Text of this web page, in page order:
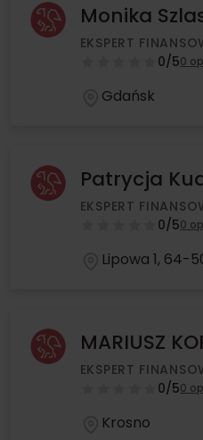
Monika
EKSPERT
0/50
Gdańsk
Patrycja
EKSPERT
0/50
Lipowa 1, 64-
MARIUSZ
EKSPERT
0/50
Krosno